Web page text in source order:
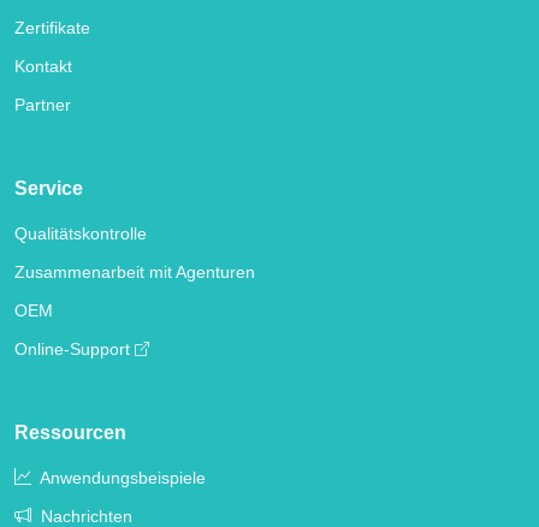
Zertifikate
Kontakt
Partner
Service
Qualitätskontrolle
Zusammenarbeit mit Agenturen
OEM
Online-Support
Ressourcen
Anwendungsbeispiele
Nachrichten